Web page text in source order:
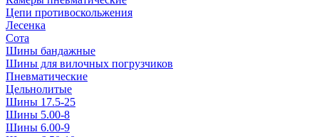
Цепи противоскольжения
Лесенка
Сота
Шины бандажные
Шины для вилочных погрузчиков
Пневматические
Цельнолитые
Шины 17.5-25
Шины 5.00-8
Шины 6.00-9